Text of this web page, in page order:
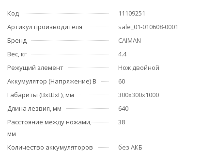
Код
11109251
Артикул производителя
sale_01-010608-0001
Бренд
CAIMAN
Вес, кг
4.4
Режущий элемент
Нож двойной
Аккумулятор (Напряжение) В
60
Габариты (ВхШхГ), мм
300х300х1000
Длина лезвия, мм
640
Расстояние между ножами,
мм
38
Количество аккумуляторов
без АКБ